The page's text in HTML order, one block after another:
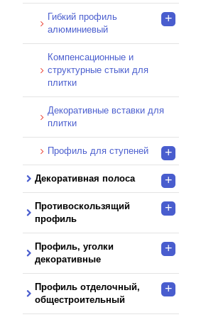
салатовый (1)
сиреневый (1)
терракотовый (1)
черный (1)
Гибкий профиль
алюминиевый
+
Компенсационные и
структурные стыки для
плитки
Декоративные вставки для
плитки
Профиль для ступеней +
Декоративная полоса +
Противоскользящий
профиль
+
Профиль, уголки
декоративные
+
Профиль отделочный,
общестроительный
+